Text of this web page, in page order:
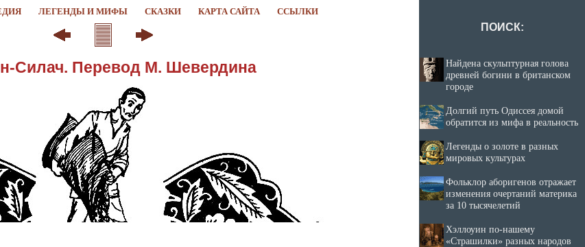
ЛЕГЕНДЫ И МИФЫ СКАЗКИ КАРТА САЙТА ССЫЛКИ
Силач. Перевод М. Шевердина
ПОИСК:
Найдена скульптурная голова
древней богини в британском
городе
Долгий путь Одиссея домой
обратится из мифа в реальность
Легенды о золоте в разных
мировых культурах
Фольклор аборигенов отражает
изменения очертаний материка
за 10 тысячелетий
Хэллоуин по-нашему
«Страшилки» разных народов